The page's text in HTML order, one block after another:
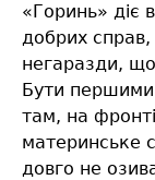
«Горинь» діє
добрих
негаразди,
Бути
там, на
материнське
довго не